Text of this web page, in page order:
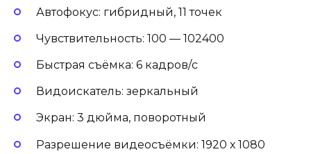
Автофокус: гибридный, 11 точек
Чувствительность: 100 — 102400
Быстрая съёмка: 6 кадров/с
Видоискатель: зеркальный
Экран: 3 дюйма, поворотный
Разрешение видеосъёмки: 1920 х 1080